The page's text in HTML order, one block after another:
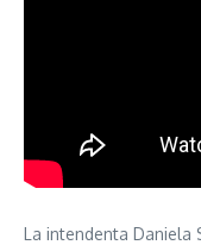
La intendenta Daniela